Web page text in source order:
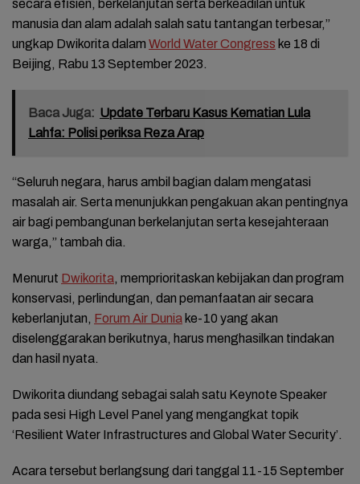
secara efisien, berkelanjutan serta berkeadilan untuk
manusia dan alam adalah salah satu tantangan terbesar,”
ungkap Dwikorita dalam World Water Congress ke 18 di
Beijing, Rabu 13 September 2023.
Baca Juga: Update Terbaru Kasus Kematian Lula
Lahfa: Polisi periksa Reza Arap
“Seluruh negara, harus ambil bagian dalam mengatasi
masalah air. Serta menunjukkan pengakuan akan pentingnya
air bagi pembangunan berkelanjutan serta kesejahteraan
warga,” tambah dia.
Menurut Dwikorita, memprioritaskan kebijakan dan program
konservasi, perlindungan, dan pemanfaatan air secara
keberlanjutan, Forum Air Dunia ke-10 yang akan
diselenggarakan berikutnya, harus menghasilkan tindakan
dan hasil nyata.
Dwikorita diundang sebagai salah satu Keynote Speaker
pada sesi High Level Panel yang mengangkat topik
‘Resilient Water Infrastructures and Global Water Security’.
Acara tersebut berlangsung dari tanggal 11-15 September